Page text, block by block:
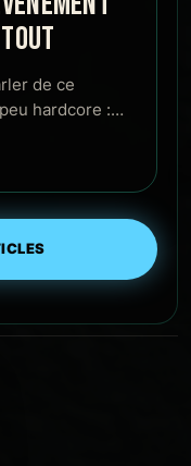
de ce
hardcore :…